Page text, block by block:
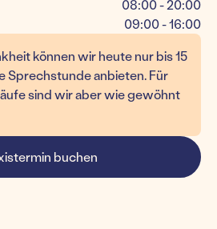
08:00 - 20:00
09:00 - 16:00
können wir heute nur bis 15
Sprechstunde anbieten. Für
sind wir aber wie gewöhnt
buchen